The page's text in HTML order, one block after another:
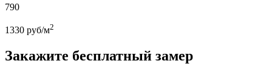
790
1330 руб/м2
Закажите бесплатный замер